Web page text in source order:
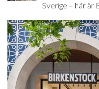
Sverige – här är